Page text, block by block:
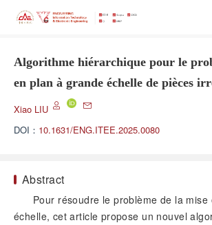
Algorithme hiérarchique pour le
en plan à grande échelle de pièces
Xiao LIU
DOI： 10.1631/ENG.ITEE.2025.0080
Abstract
Pour résoudre le problème de la
échelle, cet article propose un nouvel